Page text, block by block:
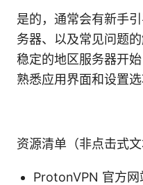
是的，通常会有新手
务器、以及常见问题
稳定的地区服务器开
熟悉应用界面和设置选
资源清单（非点击式文
ProtonVPN 官方